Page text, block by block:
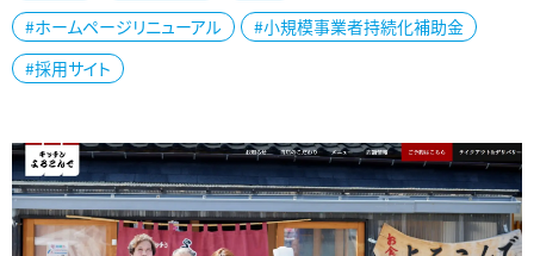
見附市でデイサービスや訪問介護、訪問看護、小規模多機能型居宅
介護をされている生活サポーターふるまい様の公式ホームページを
リニューアルしました。 お客様の状況に...
#ホームページリニューアル
#小規模事業者持続化補助金
#採用サイト